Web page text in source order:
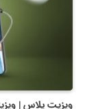
ویزیت پلاس |